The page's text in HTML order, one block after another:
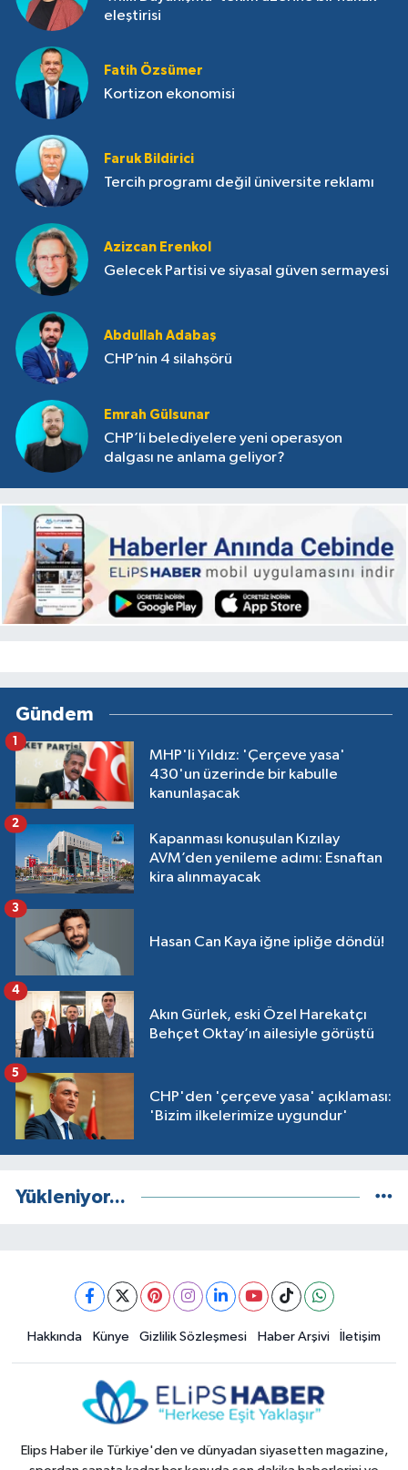
eleştirisi
Fatih Özsümer
Kortizon ekonomisi
Faruk Bildirici
Tercih programı değil üniversite reklamı
Azizcan Erenkol
Gelecek Partisi ve siyasal güven sermayesi
Abdullah Adabaş
CHP’nin 4 silahşörü
Emrah Gülsunar
CHP’li belediyelere yeni operasyon
dalgası ne anlama geliyor?
Gündem
MHP'li Yıldız: 'Çerçeve yasa'
430'un üzerinde bir kabulle
kanunlaşacak
1
Kapanması konuşulan Kızılay
AVM’den yenileme adımı: Esnaftan
kira alınmayacak
2
Hasan Can Kaya iğne ipliğe döndü!
3
Akın Gürlek, eski Özel Harekatçı
Behçet Oktay’ın ailesiyle görüştü
4
CHP'den 'çerçeve yasa' açıklaması:
'Bizim ilkelerimize uygundur'
5
Yükleniyor...
Hakkında Künye Gizlilik Sözleşmesi Haber Arşivi İletişim
Elips Haber ile Türkiye'den ve dünyadan siyasetten magazine,